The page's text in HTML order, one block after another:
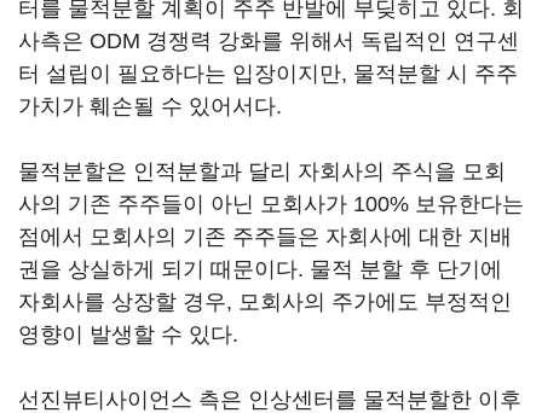
터를 물적분할 계획이 주주 반발에 부딪히고 있다. 회
사측은 ODM 경쟁력 강화를 위해서 독립적인 연구센
터 설립이 필요하다는 입장이지만, 물적분할 시 주주
가치가 훼손될 수 있어서다.
물적분할은 인적분할과 달리 자회사의 주식을 모회
사의 기존 주주들이 아닌 모회사가 100% 보유한다는
점에서 모회사의 기존 주주들은 자회사에 대한 지배
권을 상실하게 되기 때문이다. 물적 분할 후 단기에
자회사를 상장할 경우, 모회사의 주가에도 부정적인
영향이 발생할 수 있다.
선진뷰티사이언스 측은 인상센터를 물적분할한 이후